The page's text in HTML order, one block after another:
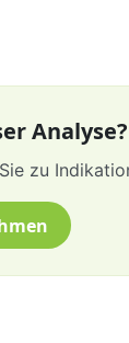
Analyse?
zu